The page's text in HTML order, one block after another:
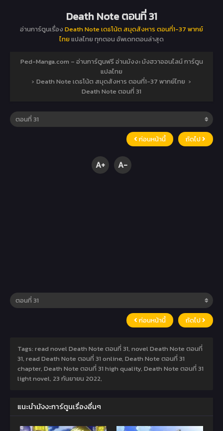
Death Note ตอนที่ 31
อ่านการ์ตูนเรื่อง Death Note เดธโน้ต สมุดสังหาร ตอนที่1-37 พากย์
ไทยแปลไทย ทุกตอน อัพเดทตอนล่าสุด
Ped-Manga.com – อ่านการ์ตูนฟรี อ่านมังงะ มังฮวาออนไลน์ การ์ตูน
แปลไทย
› Death Note เดธโน้ต สมุดสังหาร ตอนที่1-37 พากย์ไทย ›
Death Note ตอนที่ 31
ก่อนหน้านี้ ถัดไป
A+ A-
ก่อนหน้านี้ ถัดไป
Tags: read novel Death Note ตอนที่ 31, novel Death Note ตอนที่
31, read Death Note ตอนที่ 31 online, Death Note ตอนที่ 31
chapter, Death Note ตอนที่ 31 high quality, Death Note ตอนที่ 31
light novel, 23 กันยายน 2022,
แนะนำมังงะการ์ตูนเรื่องอื่นๆ